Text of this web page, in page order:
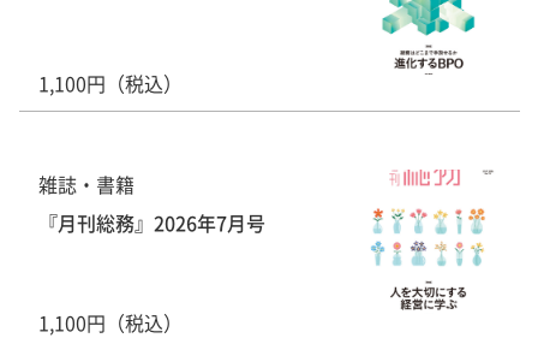
1,100円（税込）
雑誌・書籍
『月刊総務』2026年7月号
1,100円（税込）